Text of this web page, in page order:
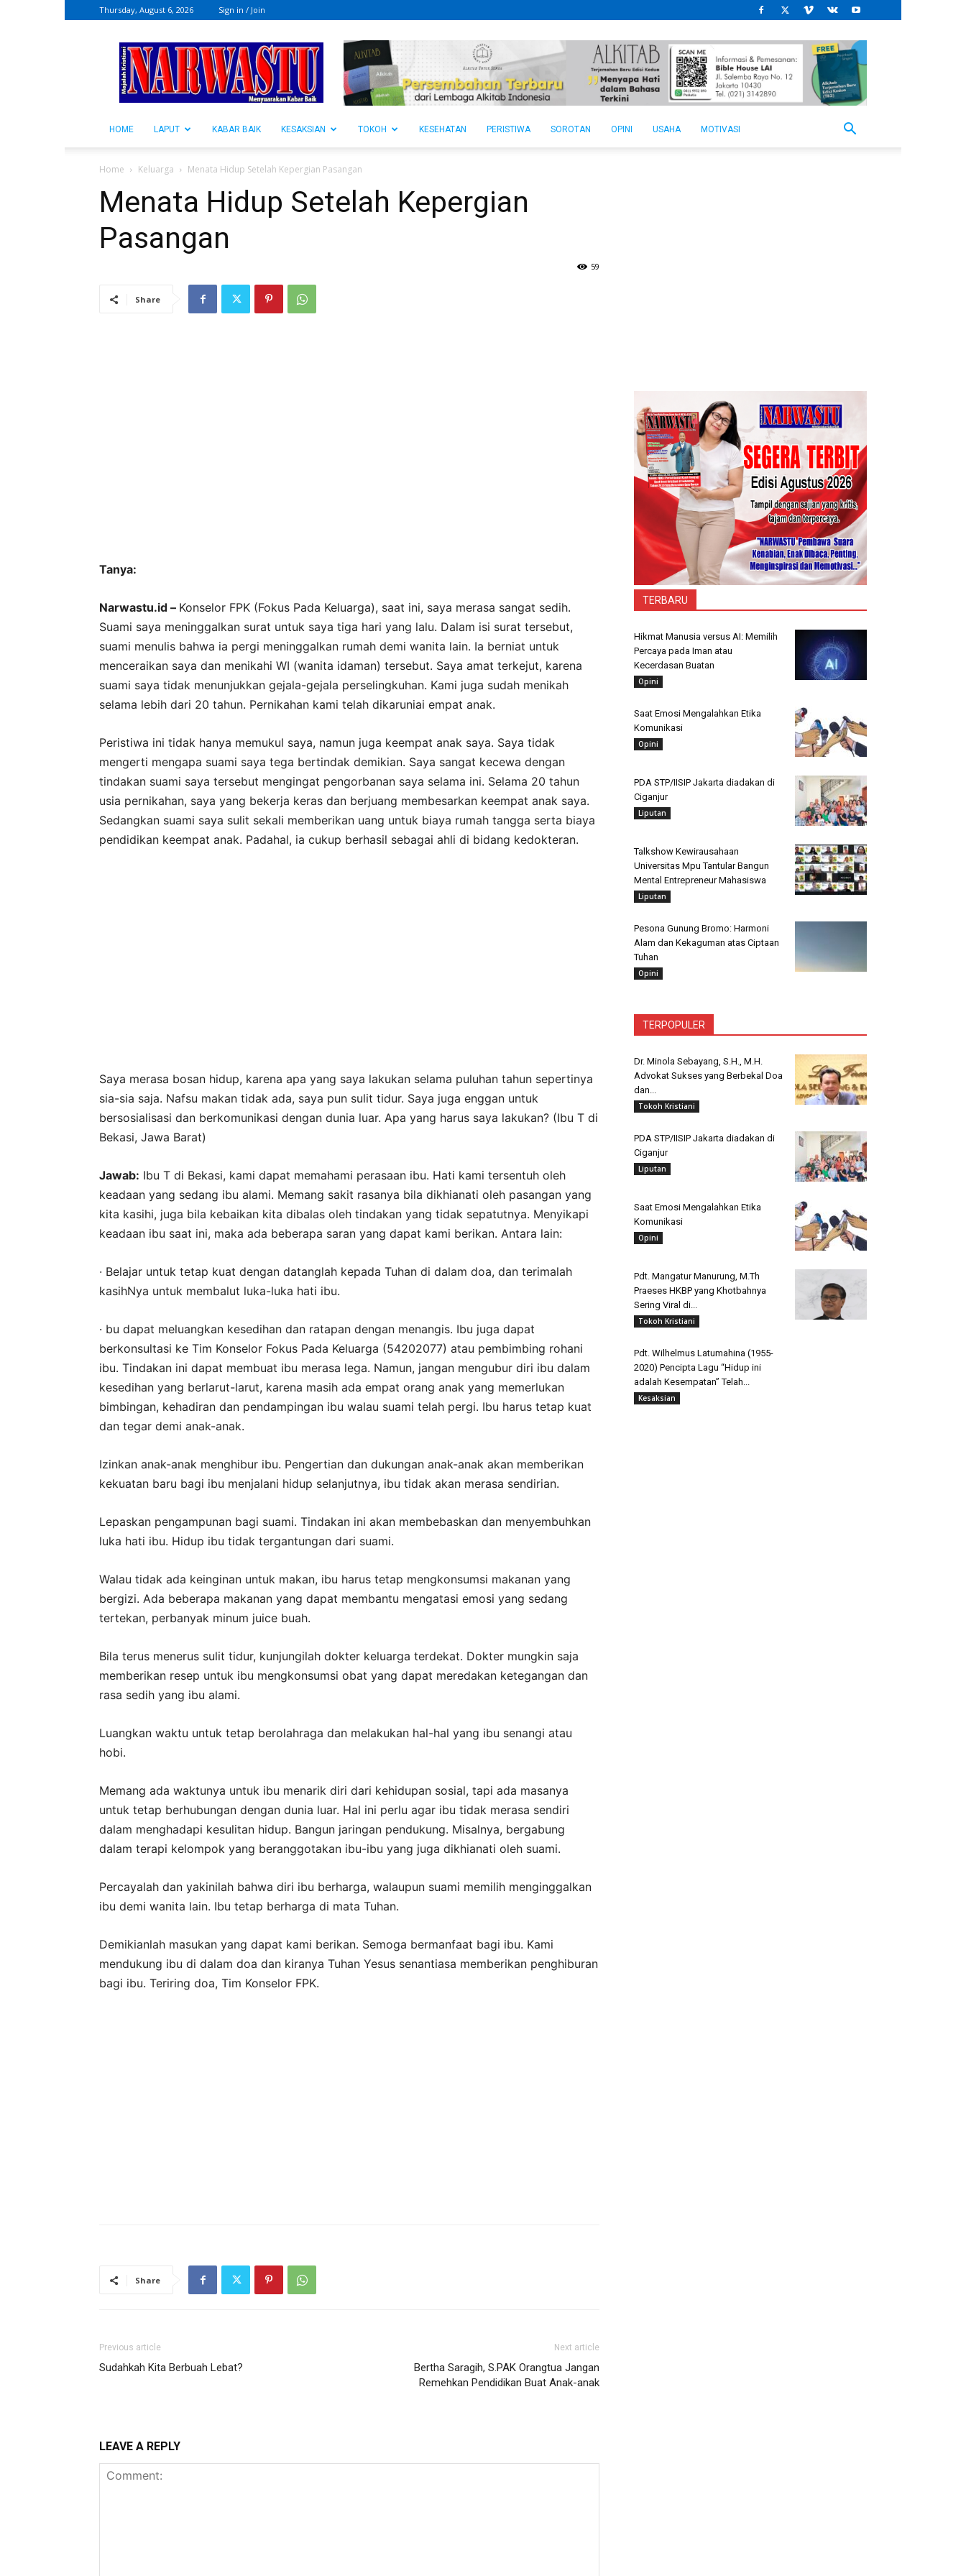
Thursday, August 6, 2026 Sign in / Join
NARWASTU.ID
HOME LAPUT KABAR BAIK KESAKSIAN TOKOH KESEHATAN PERISTIWA SOROTAN OPINI USAHA MOTIVASI
Home Keluarga Menata Hidup Setelah Kepergian Pasangan
Menata Hidup Setelah Kepergian
Pasangan
59
Share
Tanya:
Narwastu.id – Konselor FPK (Fokus Pada Keluarga), saat ini, saya merasa sangat sedih.
Suami saya meninggalkan surat untuk saya tiga hari yang lalu. Dalam isi surat tersebut,
suami menulis bahwa ia pergi meninggalkan rumah demi wanita lain. Ia berniat untuk
menceraikan saya dan menikahi WI (wanita idaman) tersebut. Saya amat terkejut, karena
suami saya tidak menunjukkan gejala-gejala perselingkuhan. Kami juga sudah menikah
selama lebih dari 20 tahun. Pernikahan kami telah dikaruniai empat anak.
Peristiwa ini tidak hanya memukul saya, namun juga keempat anak saya. Saya tidak
mengerti mengapa suami saya tega bertindak demikian. Saya sangat kecewa dengan
tindakan suami saya tersebut mengingat pengorbanan saya selama ini. Selama 20 tahun
usia pernikahan, saya yang bekerja keras dan berjuang membesarkan keempat anak saya.
Sedangkan suami saya sulit sekali memberikan uang untuk biaya rumah tangga serta biaya
pendidikan keempat anak. Padahal, ia cukup berhasil sebagai ahli di bidang kedokteran.
Saya merasa bosan hidup, karena apa yang saya lakukan selama puluhan tahun sepertinya
sia-sia saja. Nafsu makan tidak ada, saya pun sulit tidur. Saya juga enggan untuk
bersosialisasi dan berkomunikasi dengan dunia luar. Apa yang harus saya lakukan? (Ibu T di
Bekasi, Jawa Barat)
Jawab: Ibu T di Bekasi, kami dapat memahami perasaan ibu. Hati kami tersentuh oleh
keadaan yang sedang ibu alami. Memang sakit rasanya bila dikhianati oleh pasangan yang
kita kasihi, juga bila kebaikan kita dibalas oleh tindakan yang tidak sepatutnya. Menyikapi
keadaan ibu saat ini, maka ada beberapa saran yang dapat kami berikan. Antara lain:
· Belajar untuk tetap kuat dengan datanglah kepada Tuhan di dalam doa, dan terimalah
kasihNya untuk membalut luka-luka hati ibu.
· bu dapat meluangkan kesedihan dan ratapan dengan menangis. Ibu juga dapat
berkonsultasi ke Tim Konselor Fokus Pada Keluarga (54202077) atau pembimbing rohani
ibu. Tindakan ini dapat membuat ibu merasa lega. Namun, jangan mengubur diri ibu dalam
kesedihan yang berlarut-larut, karena masih ada empat orang anak yang memerlukan
bimbingan, kehadiran dan pendampingan ibu walau suami telah pergi. Ibu harus tetap kuat
dan tegar demi anak-anak.
Izinkan anak-anak menghibur ibu. Pengertian dan dukungan anak-anak akan memberikan
kekuatan baru bagi ibu menjalani hidup selanjutnya, ibu tidak akan merasa sendirian.
Lepaskan pengampunan bagi suami. Tindakan ini akan membebaskan dan menyembuhkan
luka hati ibu. Hidup ibu tidak tergantungan dari suami.
Walau tidak ada keinginan untuk makan, ibu harus tetap mengkonsumsi makanan yang
bergizi. Ada beberapa makanan yang dapat membantu mengatasi emosi yang sedang
tertekan, perbanyak minum juice buah.
Bila terus menerus sulit tidur, kunjungilah dokter keluarga terdekat. Dokter mungkin saja
memberikan resep untuk ibu mengkonsumsi obat yang dapat meredakan ketegangan dan
rasa sedih yang ibu alami.
Luangkan waktu untuk tetap berolahraga dan melakukan hal-hal yang ibu senangi atau
hobi.
Memang ada waktunya untuk ibu menarik diri dari kehidupan sosial, tapi ada masanya
untuk tetap berhubungan dengan dunia luar. Hal ini perlu agar ibu tidak merasa sendiri
dalam menghadapi kesulitan hidup. Bangun jaringan pendukung. Misalnya, bergabung
dalam terapi kelompok yang beranggotakan ibu-ibu yang juga dikhianati oleh suami.
Percayalah dan yakinilah bahwa diri ibu berharga, walaupun suami memilih menginggalkan
ibu demi wanita lain. Ibu tetap berharga di mata Tuhan.
Demikianlah masukan yang dapat kami berikan. Semoga bermanfaat bagi ibu. Kami
mendukung ibu di dalam doa dan kiranya Tuhan Yesus senantiasa memberikan penghiburan
bagi ibu. Teriring doa, Tim Konselor FPK.
Share
Previous article
Sudahkah Kita Berbuah Lebat?
Next article
Bertha Saragih, S.PAK Orangtua Jangan
Remehkan Pendidikan Buat Anak-anak
LEAVE A REPLY
TERBARU
Hikmat Manusia versus AI: Memilih
Percaya pada Iman atau
Kecerdasan Buatan
Opini
Saat Emosi Mengalahkan Etika
Komunikasi
Opini
PDA STP/IISIP Jakarta diadakan di
Ciganjur
Liputan
Talkshow Kewirausahaan
Universitas Mpu Tantular Bangun
Mental Entrepreneur Mahasiswa
Liputan
Pesona Gunung Bromo: Harmoni
Alam dan Kekaguman atas Ciptaan
Tuhan
Opini
TERPOPULER
Dr. Minola Sebayang, S.H., M.H.
Advokat Sukses yang Berbekal Doa
dan...
Tokoh Kristiani
PDA STP/IISIP Jakarta diadakan di
Ciganjur
Liputan
Saat Emosi Mengalahkan Etika
Komunikasi
Opini
Pdt. Mangatur Manurung, M.Th
Praeses HKBP yang Khotbahnya
Sering Viral di...
Tokoh Kristiani
Pdt. Wilhelmus Latumahina (1955-
2020) Pencipta Lagu “Hidup ini
adalah Kesempatan” Telah...
Kesaksian